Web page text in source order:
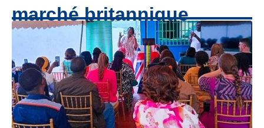
marché britannique